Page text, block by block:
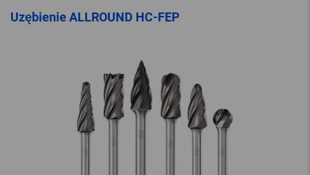
Uzębienie ALLROUND HC-FEP